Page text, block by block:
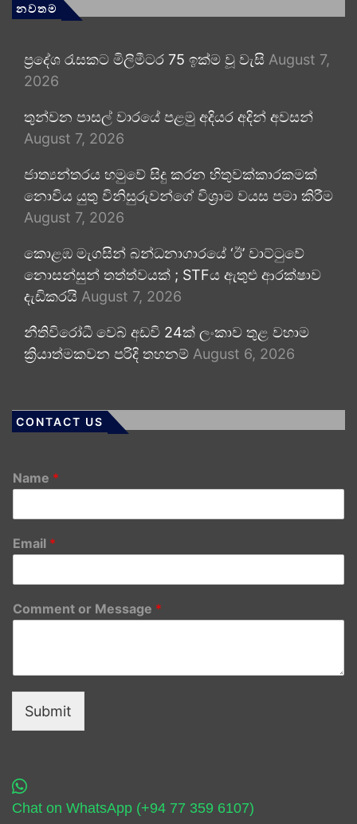
නවතම
ප්‍රදේශ රැසකට මිලිමීටර 75 ඉක්ම වූ වැසි August 7,
2026
තුන්වන පාසල් වාරයේ පළමු අදියර අදින් අවසන්
August 7, 2026
ජාත්‍යන්තරය හමුවේ සිදු කරන හිතුවක්කාරකමක්
නොවිය යුතු විනිසුරුවන්ගේ විශ්‍රාම වයස පමා කිරීම
August 7, 2026
කොළඹ මැගසින් බන්ධනාගාරයේ ‘ඊ’ වාට්ටුවේ
නොසන්සුන් තත්ත්වයක් ; STFය ඇතුළු ආරක්ෂාව
දැඩිකරයි August 7, 2026
නීතිවිරෝධී වෙබ් අඩවි 24ක් ලංකාව තුළ වහාම
ක්‍රියාත්මකවන පරිදි තහනම් August 6, 2026
CONTACT US
Name *
Email *
Comment or Message *
Submit
Chat on WhatsApp (+94 77 359 6107)